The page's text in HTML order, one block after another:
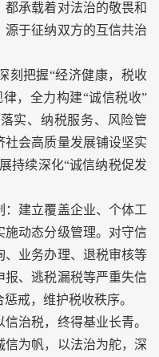
承载着对法治的敬畏和
源于征纳双方的互信共治
把握“经济健康，税收
，全力构建“诚信税收”
实、纳税服务、风险管
社会高质量发展铺设坚实
持续深化“诚信纳税促发
建立覆盖企业、个体工
施动态分级管理。对守信
、业务办理、退税审核等
报、逃税漏税等严重失信
戒，维护税收秩序。
治税，终得基业长青。
信为帆，以法治为舵，深